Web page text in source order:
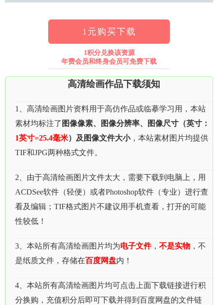
1元购买下载
1积分兑换该资源
年费会员和终身会员可免费下载
高清绘画作品下载须知
1、高清绘画图片资料用于高仿作品或临摹学习用，本站
素材均标注了 图像像素、图像分辨率、图像尺寸（英寸：
1英寸=25.4毫米）及图像文件大小，本站素材图片均提供
TIF和JPG两种格式文件。
2、由于高清绘画图片文件太大，需要下载到电脑上，用
ACDSee软件（轻便）或者Photoshop软件（专业）进行查
看及编辑；TIF格式图片不建议用手机查看，打开的可能
性较低！
3、本站所有高清绘画图片均为电子文件， 不是实物 ，不
是纸质文件，存储在百度网盘内！
4、本站所有高清绘画图片均可点击上面下载链接进行积
分换购，充值积分后即可下载并得到百度网盘的文件链